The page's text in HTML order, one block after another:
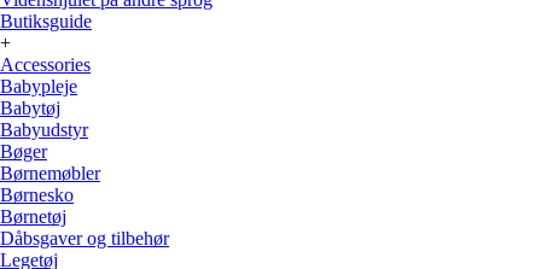
Butiksguide
+
Accessories
Babypleje
Babytøj
Babyudstyr
Bøger
Børnemøbler
Børnesko
Børnetøj
Dåbsgaver og tilbehør
Legetøj